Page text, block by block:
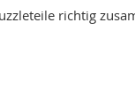
richtig